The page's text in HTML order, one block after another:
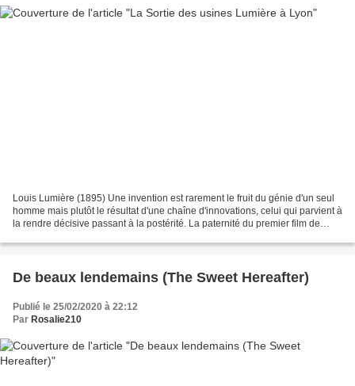
Louis Lumière (1895) Une invention est rarement le fruit du génie d'un seul
homme mais plutôt le résultat d'une chaîne d'innovations, celui qui parvient à
la rendre décisive passant à la postérité. La paternité du premier film de
De beaux lendemains (The Sweet Hereafter)
Publié le 25/02/2020 à 22:12
Par Rosalie210